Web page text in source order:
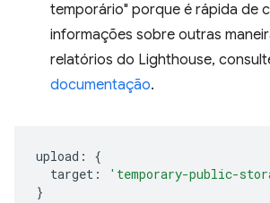
temporário" porque é rápida de
informações sobre outras
relatórios do Lighthouse,
documentação.
upload :
{
target : 'temporary-public-
}